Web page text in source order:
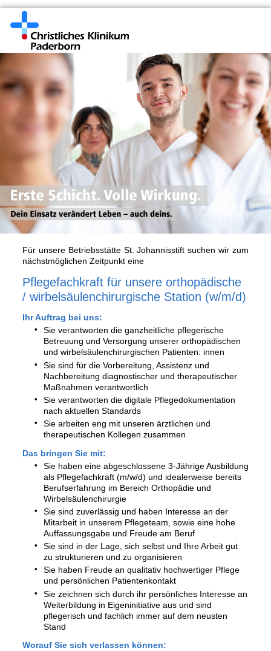
Für unsere Betriebsstätte St. Johannisstift suchen wir zum
nächstmöglichen Zeitpunkt eine
Pflegefachkraft für unsere orthopädische
/ wirbelsäulenchirurgische Station (w/m/d)
Ihr Auftrag bei uns:
Sie verantworten die ganzheitliche pflegerische
Betreuung und Versorgung unserer orthopädischen
und wirbelsäulenchirurgischen Patienten: innen
Sie sind für die Vorbereitung, Assistenz und
Nachbereitung diagnostischer und therapeutischer
Maßnahmen verantwortlich
Sie verantworten die digitale Pflegedokumentation
nach aktuellen Standards
Sie arbeiten eng mit unseren ärztlichen und
therapeutischen Kollegen zusammen
Das bringen Sie mit:
Sie haben eine abgeschlossene 3-Jährige Ausbildung
als Pflegefachkraft (m/w/d) und idealerweise bereits
Berufserfahrung im Bereich Orthopädie und
Wirbelsäulenchirurgie
Sie sind zuverlässig und haben Interesse an der
Mitarbeit in unserem Pflegeteam, sowie eine hohe
Auffassungsgabe und Freude am Beruf
Sie sind in der Lage, sich selbst und Ihre Arbeit gut
zu strukturieren und zu organisieren
Sie haben Freude an qualitativ hochwertiger Pflege
und persönlichen Patientenkontakt
Sie zeichnen sich durch ihr persönliches Interesse an
Weiterbildung in Eigeninitiative aus und sind
pflegerisch und fachlich immer auf dem neusten
Stand
Worauf Sie sich verlassen können: